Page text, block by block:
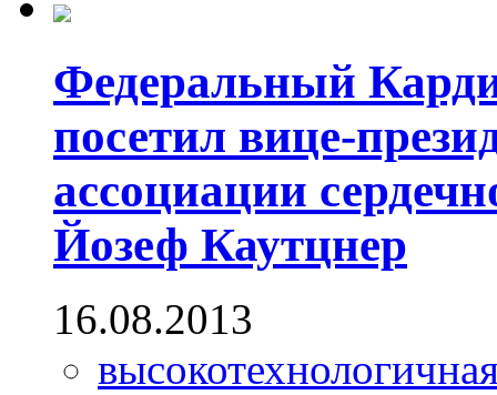
Федеральный
посетил вице-
ассоциации
Йозеф Каутцнер
16.08.2013